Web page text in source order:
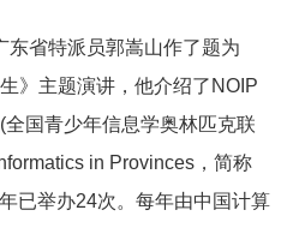
东省特派员郭嵩山作了题为
》主题演讲，他介绍了NOIP
国青少年信息学奥林匹克联
in Provinces，简称
已举办24次。每年由中国计算